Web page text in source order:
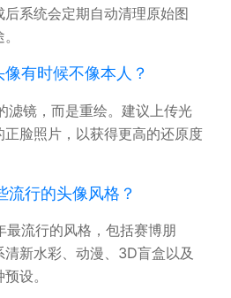
系统会定期自动清理原始图
有时候不像本人？
滤镜，而是重绘。建议上传光
脸照片，以获得更高的还原度
流行的头像风格？
流行的风格，包括赛博朋
新水彩、动漫、3D盲盒以及
设。